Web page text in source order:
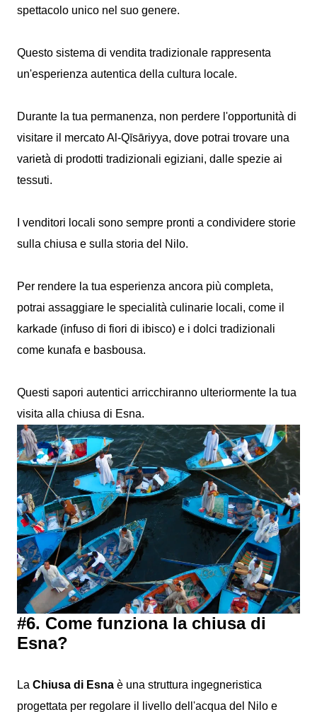
spettacolo unico nel suo genere.
Questo sistema di vendita tradizionale rappresenta
un'esperienza autentica della cultura locale.
Durante la tua permanenza, non perdere l'opportunità di
visitare il mercato Al-Qīsāriyya, dove potrai trovare una
varietà di prodotti tradizionali egiziani, dalle spezie ai
tessuti.
I venditori locali sono sempre pronti a condividere storie
sulla chiusa e sulla storia del Nilo.
Per rendere la tua esperienza ancora più completa,
potrai assaggiare le specialità culinarie locali, come il
karkade (infuso di fiori di ibisco) e i dolci tradizionali
come kunafa e basbousa.
Questi sapori autentici arricchiranno ulteriormente la tua
visita alla chiusa di Esna.
#6. Come funziona la chiusa di
Esna?
La Chiusa di Esna è una struttura ingegneristica
progettata per regolare il livello dell'acqua del Nilo e